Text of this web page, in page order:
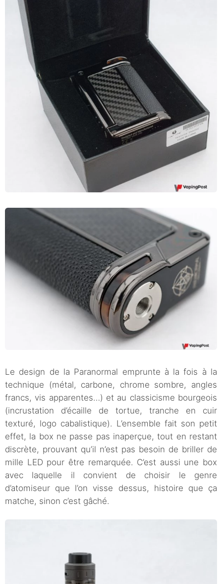
Le design de la Paranormal emprunte à la fois à la
technique (métal, carbone, chrome sombre, angles
francs, vis apparentes…) et au classicisme bourgeois
(incrustation d’écaille de tortue, tranche en cuir
texturé, logo cabalistique). L’ensemble fait son petit
effet, la box ne passe pas inaperçue, tout en restant
discrète, prouvant qu’il n’est pas besoin de briller de
mille LED pour être remarquée. C’est aussi une box
avec laquelle il convient de choisir le genre
d’atomiseur que l’on visse dessus, histoire que ça
matche, sinon c’est gâché.